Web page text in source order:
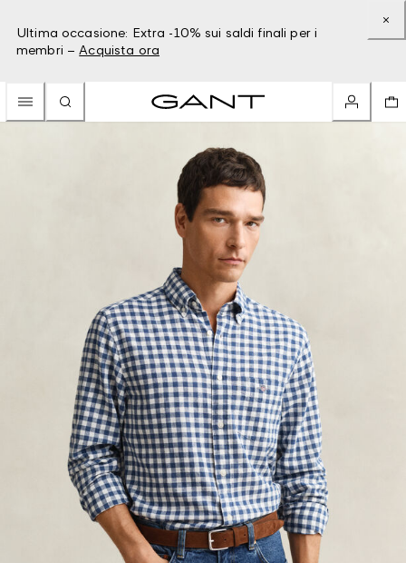
Ultima occasione: Extra -10% sui saldi finali per i
membri – Acquista ora